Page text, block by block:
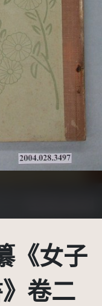
覽
《女子
卷二